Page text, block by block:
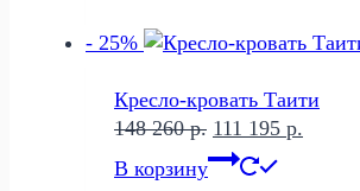
260 р..
695 р..
- 25%
Кресло-кровать Таити
148 260р. Первоначальная
цена
111 195 р.
В корзину